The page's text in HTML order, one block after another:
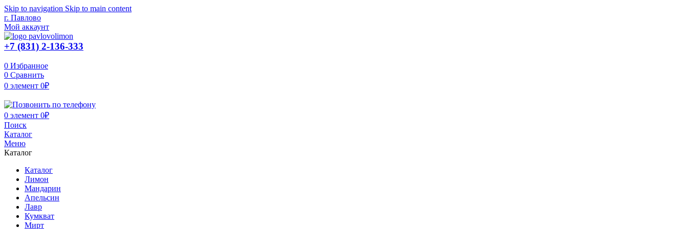
Skip to navigation Skip to main content
г. Павлово
Мой аккаунт
+7 (831) 2-136-333
0 Избранное
0 Сравнить
0 элемент 0₽
0 элемент 0₽
Поиск
Каталог
Меню
Каталог
Каталог
Лимон
Мандарин
Апельсин
Лавр
Кумкват
Мирт